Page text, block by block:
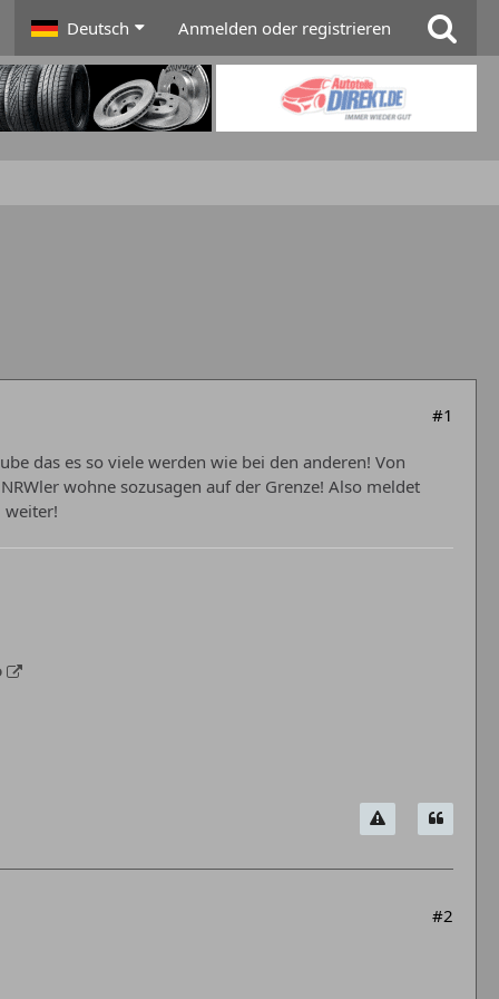
Deutsch Anmelden oder registrieren
#1
das es so viele werden wie bei den anderen! Von
wohne sozusagen auf der Grenze! Also meldet
#2